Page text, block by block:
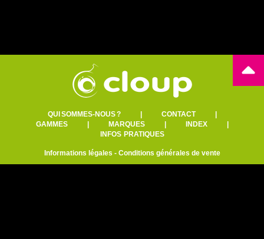
QUI SOMMES-NOUS ?| CONTACT|
GAMMES| MARQUES| INDEX|
INFOS PRATIQUES
Informations légales - Conditions générales de vente